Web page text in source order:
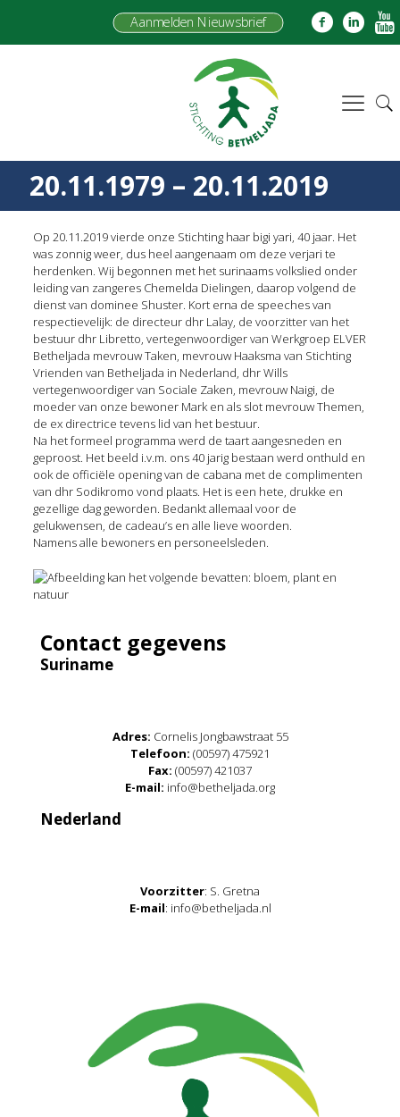
Aanmelden Nieuwsbrief
20.11.1979 – 20.11.2019
Op 20.11.2019 vierde onze Stichting haar bigi yari, 40 jaar. Het
was zonnig weer, dus heel aangenaam om deze verjari te
herdenken. Wij begonnen met het surinaams volkslied onder
leiding van zangeres Chemelda Dielingen, daarop volgend de
dienst van dominee Shuster. Kort erna de speeches van
respectievelijk: de directeur dhr Lalay, de voorzitter van het
bestuur dhr Libretto, vertegenwoordiger van Werkgroep ELVER
Betheljada mevrouw Taken, mevrouw Haaksma van Stichting
Vrienden van Betheljada in Nederland, dhr Wills
vertegenwoordiger van Sociale Zaken, mevrouw Naigi, de
moeder van onze bewoner Mark en als slot mevrouw Themen,
de ex directrice tevens lid van het bestuur.
Na het formeel programma werd de taart aangesneden en
geproost. Het beeld i.v.m. ons 40 jarig bestaan werd onthuld en
ook de officiële opening van de cabana met de complimenten
van dhr Sodikromo vond plaats. Het is een hete, drukke en
gezellige dag geworden. Bedankt allemaal voor de
gelukwensen, de cadeau’s en alle lieve woorden.
Namens alle bewoners en personeelsleden.
Contact gegevens
Suriname
Adres: Cornelis Jongbawstraat 55
Telefoon: (00597) 475921
Fax: (00597) 421037
E-mail: info@betheljada.org
Nederland
Voorzitter: S. Gretna
E-mail: info@betheljada.nl